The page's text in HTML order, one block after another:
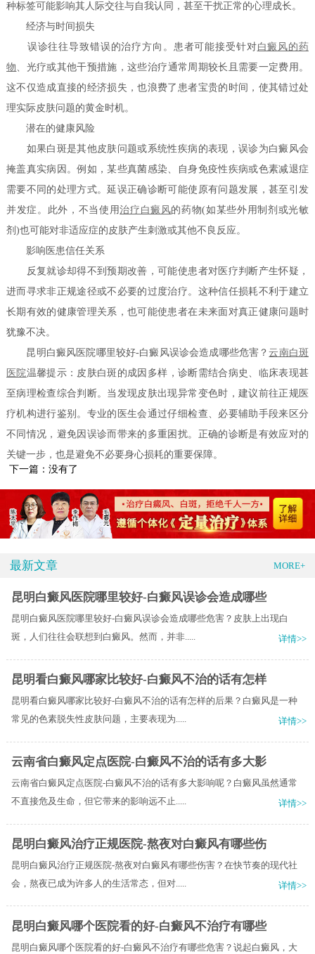
种标签可能影响其人际交往与自我认同，甚至干扰正常的心理成长。
经济与时间损失
误诊往往导致错误的治疗方向。患者可能接受针对白癜风的药
物、光疗或其他干预措施，这些治疗通常周期较长且需要一定费用。
这不仅造成直接的经济损失，也浪费了患者宝贵的时间，使其错过处
理实际皮肤问题的黄金时机。
潜在的健康风险
如果白斑是其他皮肤问题或系统性疾病的表现，误诊为白癜风会
掩盖真实病因。例如，某些真菌感染、自身免疫性疾病或色素减退症
需要不同的处理方式。延误正确诊断可能使原有问题发展，甚至引发
并发症。此外，不当使用治疗白癜风的药物(如某些外用制剂或光敏
剂)也可能对非适应症的皮肤产生刺激或其他不良反应。
影响医患信任关系
反复就诊却得不到预期改善，可能使患者对医疗判断产生怀疑，
进而寻求非正规途径或不必要的过度治疗。这种信任损耗不利于建立
长期有效的健康管理关系，也可能使患者在未来面对真正健康问题时
犹豫不决。
昆明白癜风医院哪里较好-白癜风误诊会造成哪些危害？云南白斑
医院温馨提示：皮肤白斑的成因多样，诊断需结合病史、临床表现甚
至病理检查综合判断。当发现皮肤出现异常变色时，建议前往正规医
疗机构进行鉴别。专业的医生会通过仔细检查、必要辅助手段来区分
不同情况，避免因误诊而带来的多重困扰。正确的诊断是有效应对的
关键一步，也是避免不必要身心损耗的重要保障。
下一篇：没有了
最新文章 MORE+
昆明白癜风医院哪里较好-白癜风误诊会造成哪些
昆明白癜风医院哪里较好-白癜风误诊会造成哪些危害？皮肤上出现白
斑，人们往往会联想到白癜风。然而，并非.....
详情>>
昆明看白癜风哪家比较好-白癜风不治的话有怎样
昆明看白癜风哪家比较好-白癜风不治的话有怎样的后果？白癜风是一种
常见的色素脱失性皮肤问题，主要表现为.....
详情>>
云南省白癜风定点医院-白癜风不治的话有多大影
云南省白癜风定点医院-白癜风不治的话有多大影响呢？白癜风虽然通常
不直接危及生命，但它带来的影响远不止.....
详情>>
昆明白癜风治疗正规医院-熬夜对白癜风有哪些伤
昆明白癜风治疗正规医院-熬夜对白癜风有哪些伤害？在快节奏的现代社
会，熬夜已成为许多人的生活常态，但对.....
详情>>
昆明白癜风哪个医院看的好-白癜风不治疗有哪些
昆明白癜风哪个医院看的好-白癜风不治疗有哪些危害？说起白癜风，大